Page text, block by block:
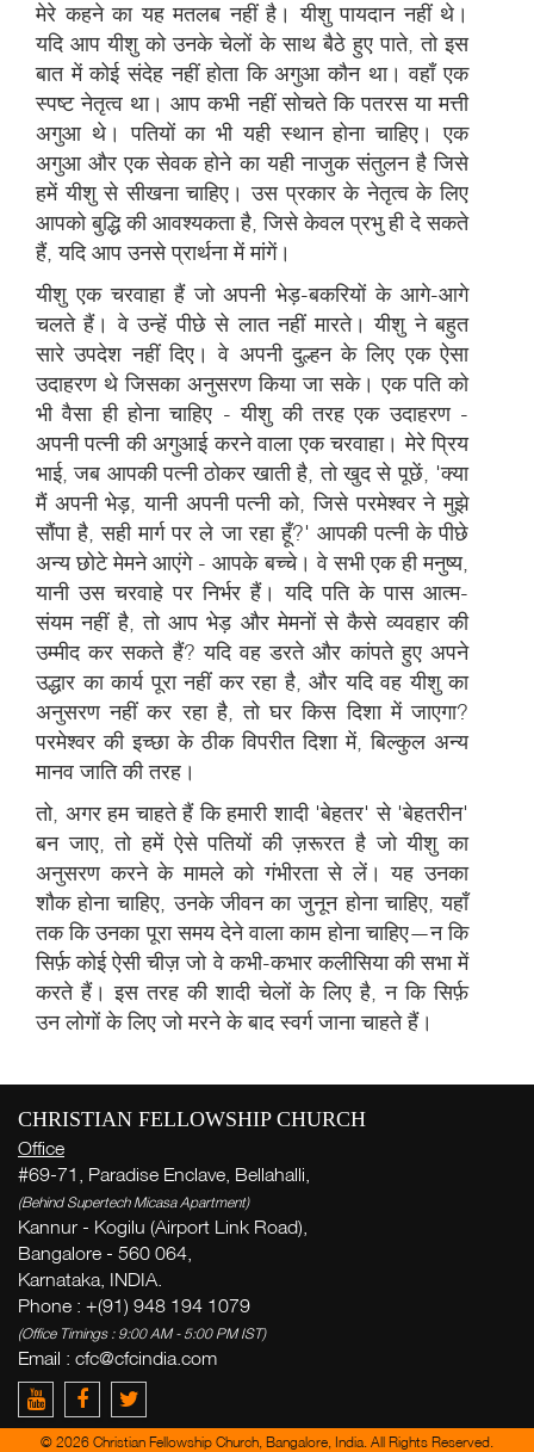
मेरे कहने का यह मतलब नहीं है। यीशु पायदान नहीं थे।
यदि आप यीशु को उनके चेलों के साथ बैठे हुए पाते, तो इस
बात में कोई संदेह नहीं होता कि अगुआ कौन था। वहाँ एक
स्पष्ट नेतृत्व था। आप कभी नहीं सोचते कि पतरस या मत्ती
अगुआ थे। पतियों का भी यही स्थान होना चाहिए। एक
अगुआ और एक सेवक होने का यही नाजुक संतुलन है जिसे
हमें यीशु से सीखना चाहिए। उस प्रकार के नेतृत्व के लिए
आपको बुद्धि की आवश्यकता है, जिसे केवल प्रभु ही दे सकते
हैं, यदि आप उनसे प्रार्थना में मांगें।
यीशु एक चरवाहा हैं जो अपनी भेड़-बकरियों के आगे-आगे
चलते हैं। वे उन्हें पीछे से लात नहीं मारते। यीशु ने बहुत
सारे उपदेश नहीं दिए। वे अपनी दुल्हन के लिए एक ऐसा
उदाहरण थे जिसका अनुसरण किया जा सके। एक पति को
भी वैसा ही होना चाहिए - यीशु की तरह एक उदाहरण -
अपनी पत्नी की अगुआई करने वाला एक चरवाहा। मेरे प्रिय
भाई, जब आपकी पत्नी ठोकर खाती है, तो खुद से पूछें, 'क्या
मैं अपनी भेड़, यानी अपनी पत्नी को, जिसे परमेश्वर ने मुझे
सौंपा है, सही मार्ग पर ले जा रहा हूँ?' आपकी पत्नी के पीछे
अन्य छोटे मेमने आएंगे - आपके बच्चे। वे सभी एक ही मनुष्य,
यानी उस चरवाहे पर निर्भर हैं। यदि पति के पास आत्म-
संयम नहीं है, तो आप भेड़ और मेमनों से कैसे व्यवहार की
उम्मीद कर सकते हैं? यदि वह डरते और कांपते हुए अपने
उद्धार का कार्य पूरा नहीं कर रहा है, और यदि वह यीशु का
अनुसरण नहीं कर रहा है, तो घर किस दिशा में जाएगा?
परमेश्वर की इच्छा के ठीक विपरीत दिशा में, बिल्कुल अन्य
मानव जाति की तरह।
तो, अगर हम चाहते हैं कि हमारी शादी 'बेहतर' से 'बेहतरीन'
बन जाए, तो हमें ऐसे पतियों की ज़रूरत है जो यीशु का
अनुसरण करने के मामले को गंभीरता से लें। यह उनका
शौक होना चाहिए, उनके जीवन का जुनून होना चाहिए, यहाँ
तक कि उनका पूरा समय देने वाला काम होना चाहिए—न कि
सिर्फ़ कोई ऐसी चीज़ जो वे कभी-कभार कलीसिया की सभा में
करते हैं। इस तरह की शादी चेलों के लिए है, न कि सिर्फ़
उन लोगों के लिए जो मरने के बाद स्वर्ग जाना चाहते हैं।
CHRISTIAN FELLOWSHIP CHURCH
Office
#69-71, Paradise Enclave, Bellahalli,
(Behind Supertech Micasa Apartment)
Kannur - Kogilu (Airport Link Road),
Bangalore - 560 064,
Karnataka, INDIA.
Phone : +(91) 948 194 1079
(Office Timings : 9:00 AM - 5:00 PM IST)
Email : cfc@cfcindia.com
© 2026 Christian Fellowship Church, Bangalore, India. All Rights Reserved.